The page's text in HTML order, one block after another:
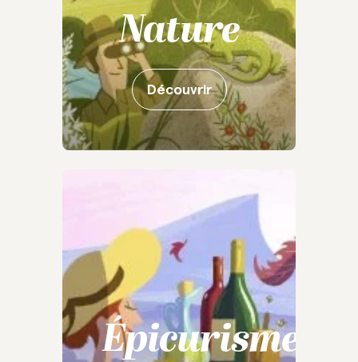
Nature
Découvrir
Épicurisme